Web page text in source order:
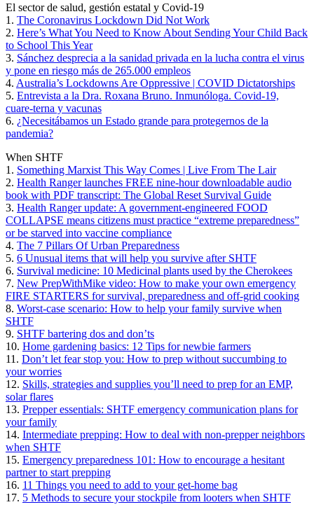
El sector de salud, gestión estatal y Covid-19
1. The Coronavirus Lockdown Did Not Work
2. Here’s What You Need to Know About Sending Your Child Back
to School This Year
3. Sánchez desprecia a la sanidad privada en la lucha contra el virus
y pone en riesgo más de 265.000 empleos
4. Australia’s Lockdowns Are Oppressive | COVID Dictatorships
5. Entrevista a la Dra. Roxana Bruno. Inmunóloga. Covid-19,
cuare-terna y vacunas
6. ¿Necesitábamos un Estado grande para protegernos de la
pandemia?
When SHTF
1. Something Marxist This Way Comes | Live From The Lair
2. Health Ranger launches FREE nine-hour downloadable audio
book with PDF transcript: The Global Reset Survival Guide
3. Health Ranger update: A government-engineered FOOD
COLLAPSE means citizens must practice “extreme preparedness”
or be starved into vaccine compliance
4. The 7 Pillars Of Urban Preparedness
5. 6 Unusual items that will help you survive after SHTF
6. Survival medicine: 10 Medicinal plants used by the Cherokees
7. New PrepWithMike video: How to make your own emergency
FIRE STARTERS for survival, preparedness and off-grid cooking
8. Worst-case scenario: How to help your family survive when
SHTF
9. SHTF bartering dos and don’ts
10. Home gardening basics: 12 Tips for newbie farmers
11. Don’t let fear stop you: How to prep without succumbing to
your worries
12. Skills, strategies and supplies you’ll need to prep for an EMP,
solar flares
13. Prepper essentials: SHTF emergency communication plans for
your family
14. Intermediate prepping: How to deal with non-prepper neighbors
when SHTF
15. Emergency preparedness 101: How to encourage a hesitant
partner to start prepping
16. 11 Things you need to add to your get-home bag
17. 5 Methods to secure your stockpile from looters when SHTF